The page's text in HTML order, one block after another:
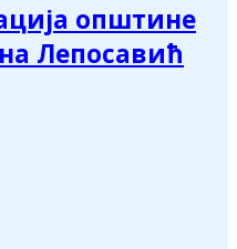
општине
Лепосавић